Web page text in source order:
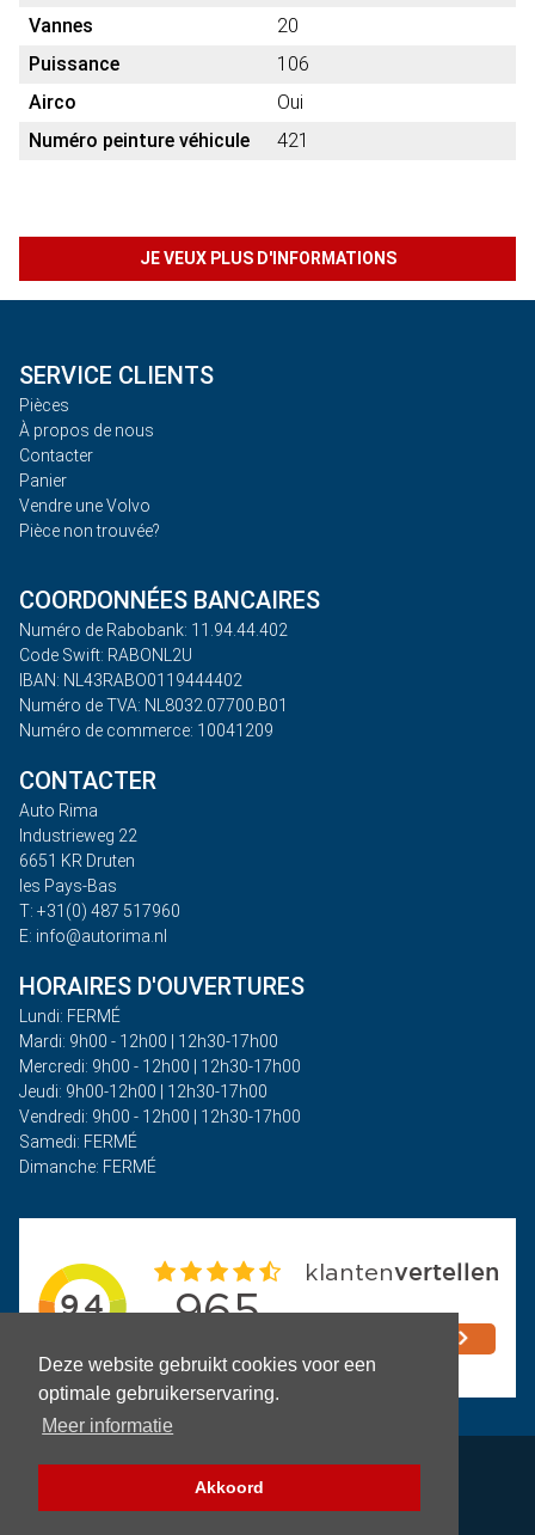
Deze website gebruikt cookies voor een
optimale gebruikerservaring.
Meer informatie
Akkoord
Vannes
20
Puissance
106
Airco
Oui
Numéro peinture véhicule
421
JE VEUX PLUS D'INFORMATIONS
SERVICE CLIENTS
Pièces
À propos de nous
Contacter
Panier
Vendre une Volvo
Pièce non trouvée?
COORDONNÉES BANCAIRES
Numéro de Rabobank: 11.94.44.402
Code Swift: RABONL2U
IBAN: NL43RABO0119444402
Numéro de TVA: NL8032.07700.B01
Numéro de commerce: 10041209
CONTACTER
Auto Rima
Industrieweg 22
6651 KR Druten
les Pays-Bas
T: +31(0) 487 517960
E: info@autorima.nl
HORAIRES D'OUVERTURES
Lundi: FERMÉ
Mardi: 9h00 - 12h00 | 12h30-17h00
Mercredi: 9h00 - 12h00 | 12h30-17h00
Jeudi: 9h00-12h00 | 12h30-17h00
Vendredi: 9h00 - 12h00 | 12h30-17h00
Samedi: FERMÉ
Dimanche: FERMÉ
Politique de confidentialité